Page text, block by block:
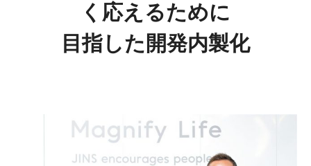
く応えるために
目指した開発内製化